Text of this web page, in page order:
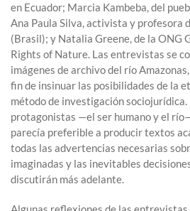
en Ecuador; Marcia Kambeba, del
Ana Paula Silva, activista y profesora
(Brasil); y Natalia Greene, de la ONG
Rights of Nature. Las entrevistas se
imágenes de archivo del río
fin de insinuar las posibilidades de la
método de investigación sociojurídica.
protagonistas —el ser humano y el
parecía preferible a producir textos
todas las advertencias necesarias
imaginadas y las inevitables
discutirán más adelante.